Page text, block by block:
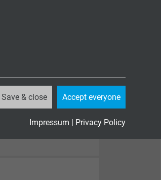
Save & close Accept everyone
Impressum | Privacy Policy